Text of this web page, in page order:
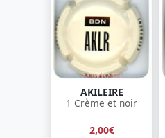
AKILEIRE
1 Crème et noir
2,00€